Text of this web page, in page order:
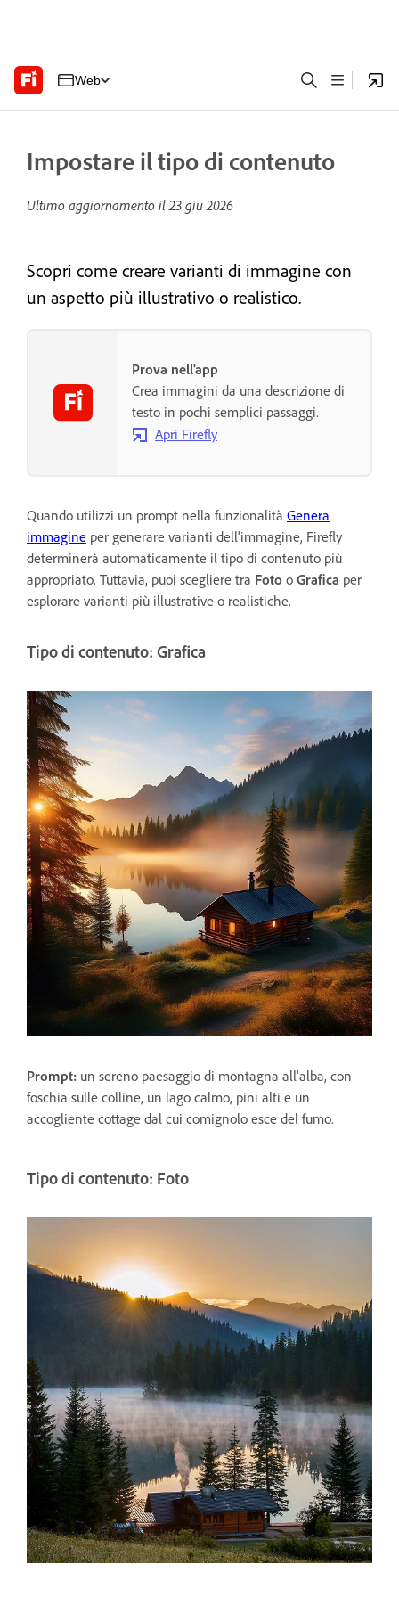
Web
Impostare il tipo di contenuto
Ultimo aggiornamento il23 giu 2026
Scopri come creare varianti di immagine con
un aspetto più illustrativo o realistico.
Prova nell'app
Crea immagini da una descrizione di
testo in pochi semplici passaggi.
Apri Firefly
Quando utilizzi un prompt nella funzionalità Genera
immagine per generare varianti dell'immagine, Firefly
determinerà automaticamente il tipo di contenuto più
appropriato. Tuttavia, puoi scegliere tra Foto o Grafica per
esplorare varianti più illustrative o realistiche.
Tipo di contenuto: Grafica
Prompt: un sereno paesaggio di montagna all'alba, con
foschia sulle colline, un lago calmo, pini alti e un
accogliente cottage dal cui comignolo esce del fumo.
Tipo di contenuto: Foto